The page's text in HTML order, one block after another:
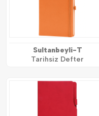
Sultanbeyli-T
Tarihsiz Defter